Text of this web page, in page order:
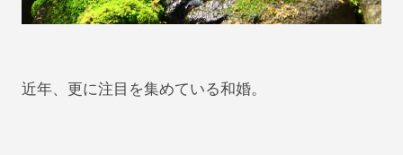
近年、更に注目を集めている和婚。